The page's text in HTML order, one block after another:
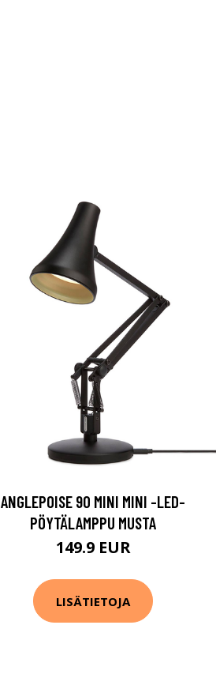
ANGLEPOISE 90 MINI MINI -LED-
PÖYTÄLAMPPU MUSTA
149.9 EUR
LISÄTIETOJA